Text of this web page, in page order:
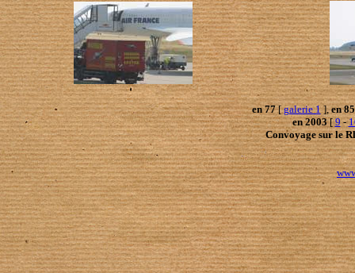
en 77[galerie 1],en 85
en 2003[9-
Convoyage sur le